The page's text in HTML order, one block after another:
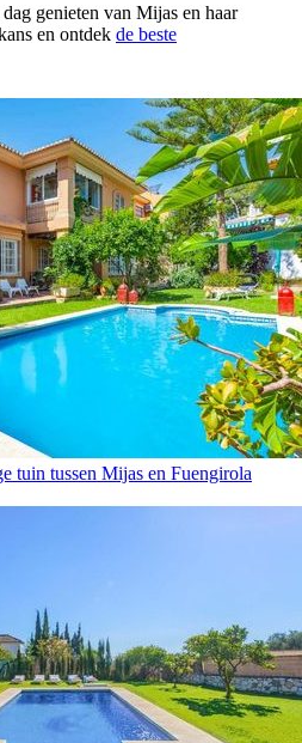
genieten van Mijas en haar
en ontdek de beste
tuin tussen Mijas en Fuengirola